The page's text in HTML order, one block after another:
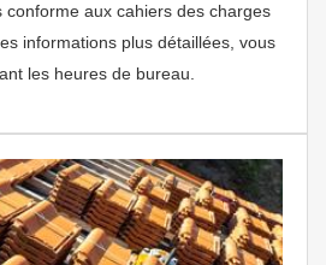
conforme aux cahiers des charges
informations plus détaillées, vous
les heures de bureau.